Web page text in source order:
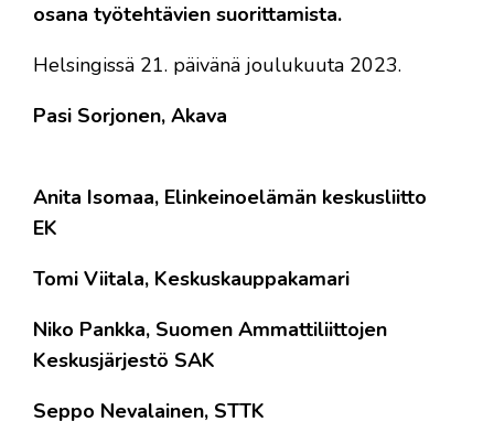
osana työtehtävien suorittamista.
Helsingissä 21. päivänä joulukuuta 2023.
Pasi Sorjonen, Akava
Anita Isomaa, Elinkeinoelämän keskusliitto
EK
Tomi Viitala, Keskuskauppakamari
Niko Pankka, Suomen Ammattiliittojen
Keskusjärjestö SAK
Seppo Nevalainen, STTK